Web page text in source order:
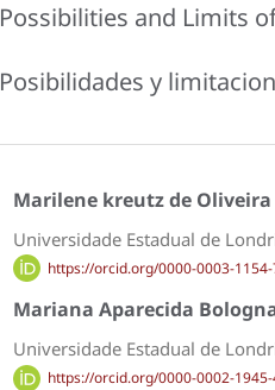
Possibilities and Limits
Posibilidades y
Marilene kreutz de Oliveira
Universidade Estadual de
https://orcid.org/0000-0003-
Mariana Aparecida
Universidade Estadual de
https://orcid.org/0000-0002-